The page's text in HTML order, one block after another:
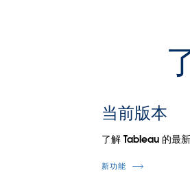
当前版本
了解 Tableau 的最新
新功能